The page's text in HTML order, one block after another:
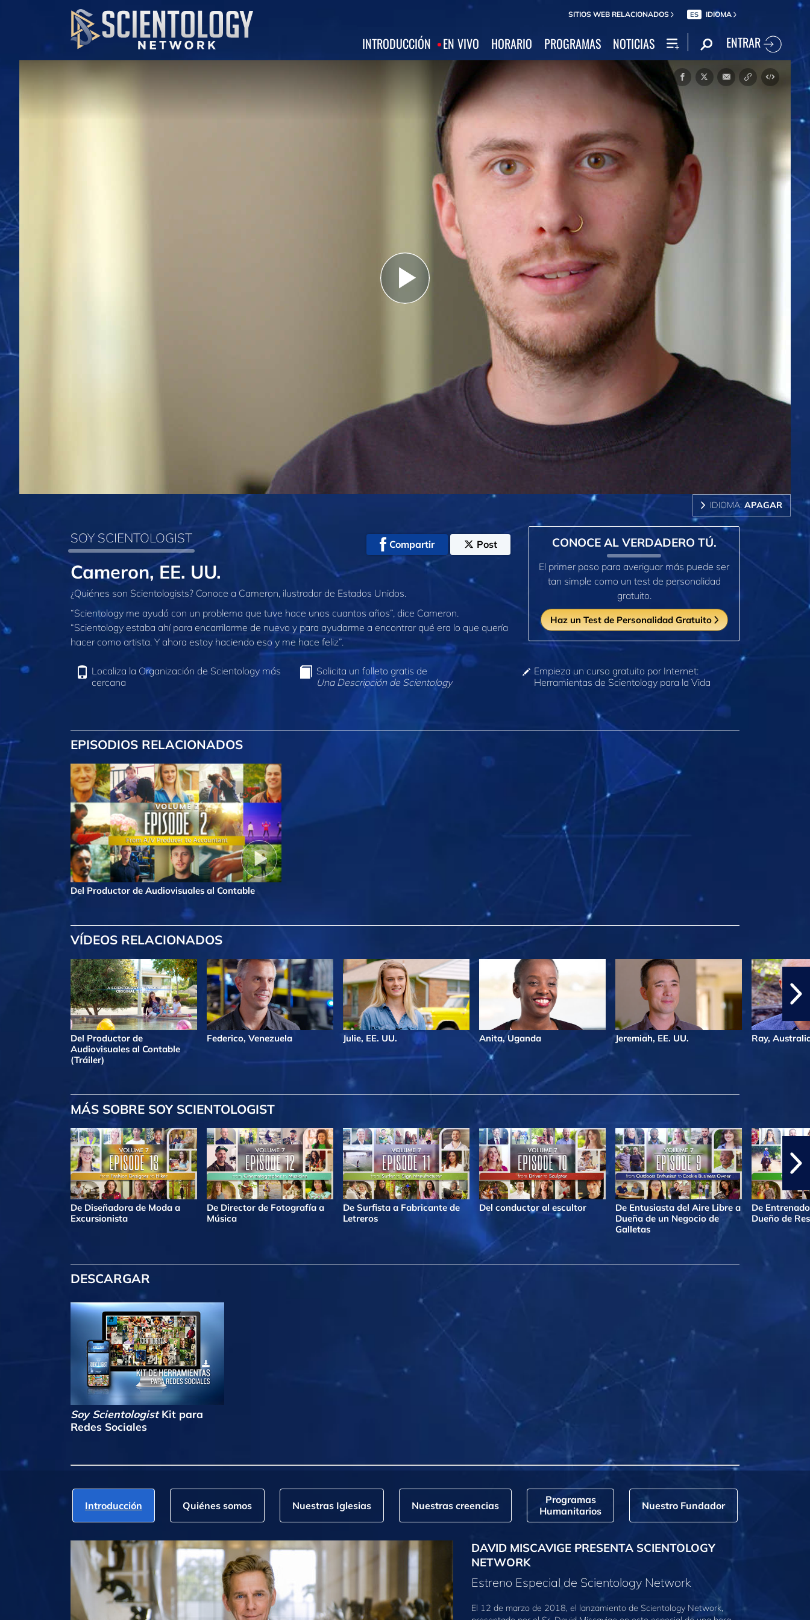
SITIOS WEB RELACIONADOS ES IDIOMA
INTRODUCCIÓN EN VIVO HORARIO PROGRAMAS NOTICIAS ENTRAR
Play
Video
IDIOMA: APAGAR
SOY SCIENTOLOGIST Compartir Post
Cameron, EE. UU.
¿Quiénes son Scientologists? Conoce a Cameron, ilustrador de Estados Unidos.
“Scientology me ayudó con un problema que tuve hace unos cuantos años”, dice Cameron.
“Scientology estaba ahí para encarrilarme de nuevo y para ayudarme a encontrar qué era lo que quería
hacer como artista. Y ahora estoy haciendo eso y me hace feliz”.
CONOCE AL VERDADERO TÚ.
El primer paso para averiguar más puede ser
tan simple como un test de personalidad
gratuito.
Haz un Test de Personalidad Gratuito
Localiza la Organización de Scientology más
cercana
Solicita un folleto gratis de
Una Descripción de Scientology
Empieza un curso gratuito por Internet:
Herramientas de Scientology para la Vida
EPISODIOS RELACIONADOS
Del Productor de Audiovisuales al Contable
VÍDEOS RELACIONADOS
Del Productor de
Audiovisuales al Contable
(Tráiler)
Federico, Venezuela Julie, EE. UU. Anita, Uganda Jeremiah, EE. UU. Ray,
MÁS SOBRE SOY SCIENTOLOGIST
De Diseñadora de Moda a
Excursionista
De Director de Fotografía a
Música
De Surfista a Fabricante de
Letreros
Del conductor al escultor
De Entusiasta del Aire Libre a
Dueña de un Negocio de
Galletas
De
Dueño de
DESCARGAR
Soy ScientologistKit para
Redes Sociales
Introducción Quiénes somos Nuestras Iglesias Nuestras creencias
Programas
Humanitarios
Nuestro Fundador
DAVID MISCAVIGE PRESENTA SCIENTOLOGY
NETWORK
Estreno Especial de Scientology Network
El 12 de marzo de 2018, el lanzamiento de Scientology Network,